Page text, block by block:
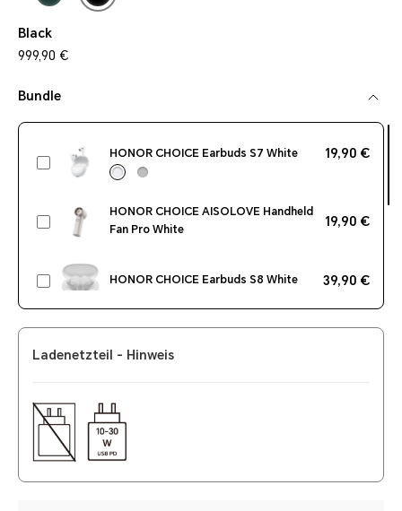
Black
999,90 €
Bundle
HONOR CHOICE Earbuds S7 White 19,90 €
HONOR CHOICE AISOLOVE Handheld
Fan Pro White
19,90 €
HONOR CHOICE Earbuds S8 White 39,90 €
Magic-Pen Black
HONOR CHOICE Watch 2 Pro Black
Ladenetzteil - Hinweis